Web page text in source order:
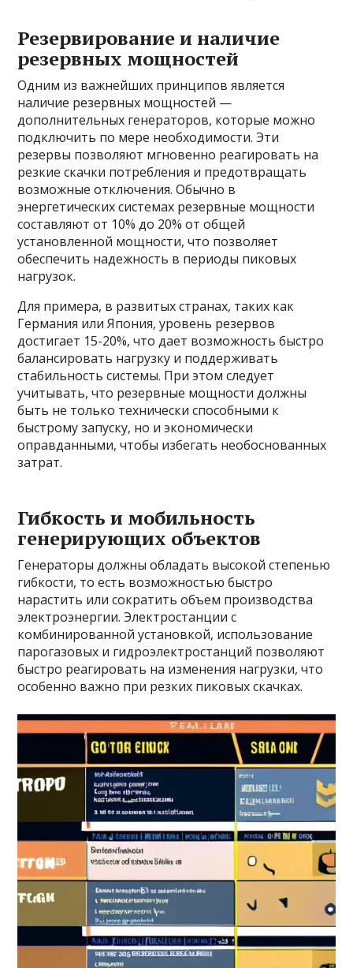
Резервирование и наличие
резервных мощностей
Одним из важнейших принципов является
наличие резервных мощностей —
дополнительных генераторов, которые можно
подключить по мере необходимости. Эти
резервы позволяют мгновенно реагировать на
резкие скачки потребления и предотвращать
возможные отключения. Обычно в
энергетических системах резервные мощности
составляют от 10% до 20% от общей
установленной мощности, что позволяет
обеспечить надежность в периоды пиковых
нагрузок.
Для примера, в развитых странах, таких как
Германия или Япония, уровень резервов
достигает 15-20%, что дает возможность быстро
балансировать нагрузку и поддерживать
стабильность системы. При этом следует
учитывать, что резервные мощности должны
быть не только технически способными к
быстрому запуску, но и экономически
оправданными, чтобы избегать необоснованных
затрат.
Гибкость и мобильность
генерирующих объектов
Генераторы должны обладать высокой степенью
гибкости, то есть возможностью быстро
нарастить или сократить объем производства
электроэнергии. Электростанции с
комбинированной установкой, использование
парогазовых и гидроэлектростанций позволяют
быстро реагировать на изменения нагрузки, что
особенно важно при резких пиковых скачках.